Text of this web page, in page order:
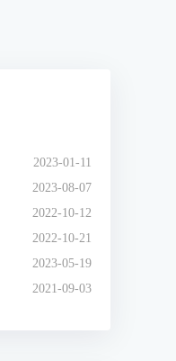
2023-01-11
2023-08-07
2022-10-12
2022-10-21
2023-05-19
2021-09-03